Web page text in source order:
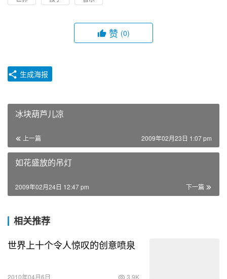
赞 (0)
生成海报
冰块葫芦儿凉
上一篇 2009年02月23日 1:07 pm
如花盛放的吊灯
下一篇
2009年02月24日 12:47 pm
相关推荐
世界上十个令人惊叹的创意喷泉
2010年04月6日 3.9K